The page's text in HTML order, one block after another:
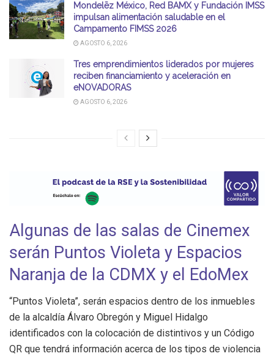
Mondelēz México, Red BAMX y Fundación IMSS
impulsan alimentación saludable en el
Campamento FIMSS 2026
AGOSTO 6, 2026
Tres emprendimientos liderados por mujeres
reciben financiamiento y aceleración en
eNOVADORAS
AGOSTO 6, 2026
Algunas de las salas de Cinemex
serán Puntos Violeta y Espacios
Naranja de la CDMX y el EdoMex
“Puntos Violeta”, serán espacios dentro de los inmuebles
de la alcaldía Álvaro Obregón y Miguel Hidalgo
identificados con la colocación de distintivos y un Código
QR que tendrá información acerca de los tipos de violencia